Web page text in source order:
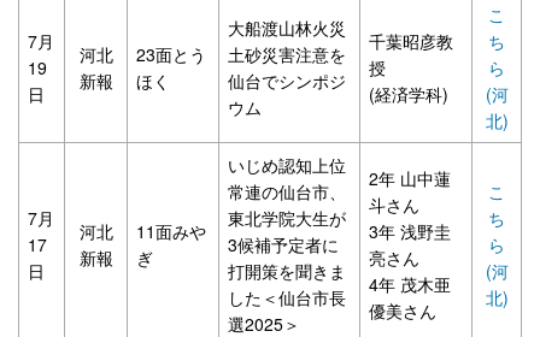
7月
19
日
河北
新報
23面とう
ほく
大船渡山林火災
土砂災害注意を
仙台でシンポジ
ウム
千葉昭彦教
授
(経済学科)
こ
ち
ら
(河
北)
7月
17
日
河北
新報
11面みや
ぎ
いじめ認知上位
常連の仙台市、
東北学院大生が
3候補予定者に
打開策を聞きま
した＜仙台市長
選2025＞
2年 山中蓮
斗さん
3年 浅野圭
亮さん
4年 茂木亜
優美さん
こ
ち
ら
(河
北)